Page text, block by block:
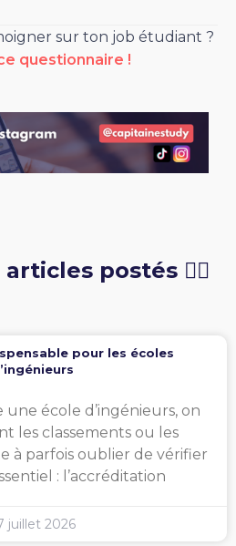
sur ton job étudiant ?
questionnaire !
postés 👇🏻
pour les écoles
école d’ingénieurs, on
les classements ou les
à parfois oublier de vérifier
: l’accréditation
juillet 2026